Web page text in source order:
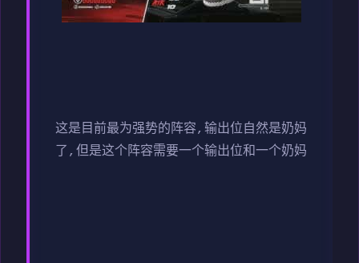
这是目前最为强势的阵容,输出位自然是奶妈
了,但是这个阵容需要一个输出位和一个奶妈